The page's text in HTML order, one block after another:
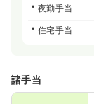
夜勤手当
住宅手当
諸手当